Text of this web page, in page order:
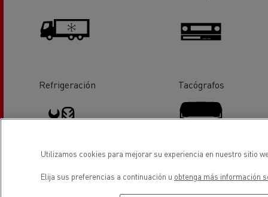
Refrigeración Tacógrafos
Servicio de neumáticos Sustitución de lunas
Utilizamos cookies para mejorar su experiencia en nuestro sitio
Elija sus preferencias a continuación u obtenga más información